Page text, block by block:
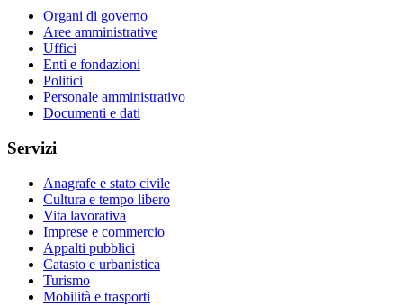
Organi di governo
Aree amministrative
Uffici
Enti e fondazioni
Politici
Personale amministrativo
Documenti e dati
Servizi
Anagrafe e stato civile
Cultura e tempo libero
Vita lavorativa
Imprese e commercio
Appalti pubblici
Catasto e urbanistica
Turismo
Mobilità e trasporti